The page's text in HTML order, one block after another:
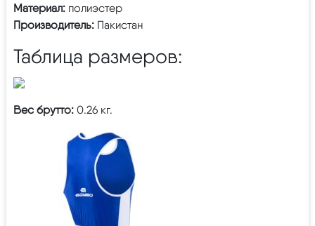
Материал: полиэстер
Производитель: Пакистан
Таблица размеров:
Вес брутто: 0.26 кг.